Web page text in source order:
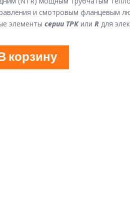
и смотровым фланцевым
элементысерии TPKилиR для
корзину